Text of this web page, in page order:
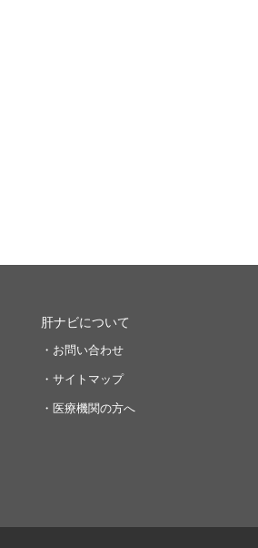
肝ナビについて
・お問い合わせ
・サイトマップ
・医療機関の方へ